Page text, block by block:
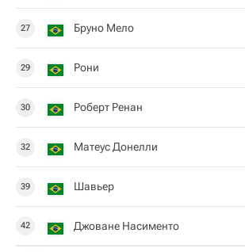
27 Бруно Мело
29 Рони
30 Роберт Ренан
32 Матеус Донелли
39 Шавьер
42 Джоване Насименто